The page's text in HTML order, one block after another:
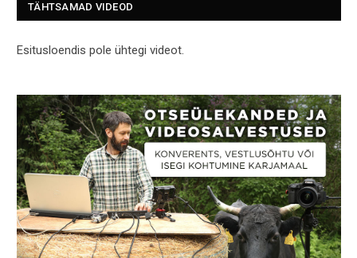
TÄHTSAMAD VIDEOD
Esitusloendis pole ühtegi videot.